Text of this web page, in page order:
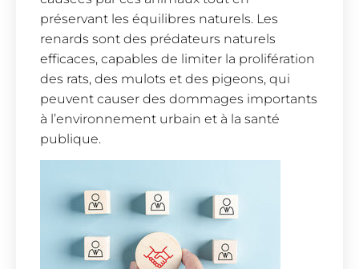
préservant les équilibres naturels. Les
renards sont des prédateurs naturels
efficaces, capables de limiter la prolifération
des rats, des mulots et des pigeons, qui
peuvent causer des dommages importants
à l’environnement urbain et à la santé
publique.